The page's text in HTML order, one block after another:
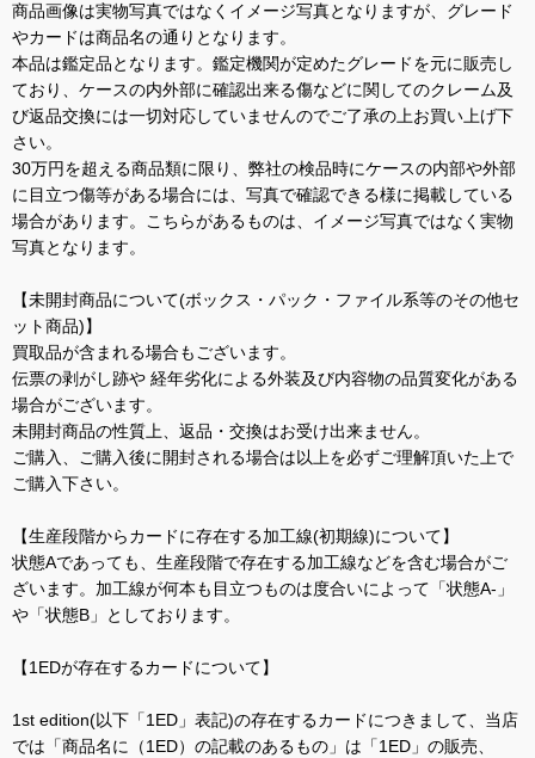
商品画像は実物写真ではなくイメージ写真となりますが、グレード
やカードは商品名の通りとなります。
本品は鑑定品となります。鑑定機関が定めたグレードを元に販売し
ており、ケースの内外部に確認出来る傷などに関してのクレーム及
び返品交換には一切対応していませんのでご了承の上お買い上げ下
さい。
30万円を超える商品類に限り、弊社の検品時にケースの内部や外部
に目立つ傷等がある場合には、写真で確認できる様に掲載している
場合があります。こちらがあるものは、イメージ写真ではなく実物
写真となります。
【未開封商品について(ボックス・パック・ファイル系等のその他セ
ット商品)】
買取品が含まれる場合もございます。
伝票の剥がし跡や 経年劣化による外装及び内容物の品質変化がある
場合がございます。
未開封商品の性質上、返品・交換はお受け出来ません。
ご購入、ご購入後に開封される場合は以上を必ずご理解頂いた上で
ご購入下さい。
【生産段階からカードに存在する加工線(初期線)について】
状態Aであっても、生産段階で存在する加工線などを含む場合がご
ざいます。加工線が何本も目立つものは度合いによって「状態A-」
や「状態B」としております。
【1EDが存在するカードについて】
1st edition(以下「1ED」表記)の存在するカードにつきまして、当店
では「商品名に（1ED）の記載のあるもの」は「1ED」の販売、